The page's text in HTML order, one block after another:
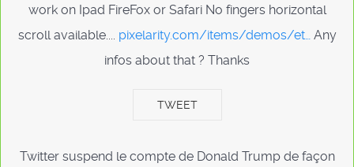
work on Ipad FireFox or Safari No fingers horizontal
scroll available.... pixelarity.com/items/demos/et… Any
infos about that ? Thanks
TWEET
Twitter suspend le compte de Donald Trump de façon